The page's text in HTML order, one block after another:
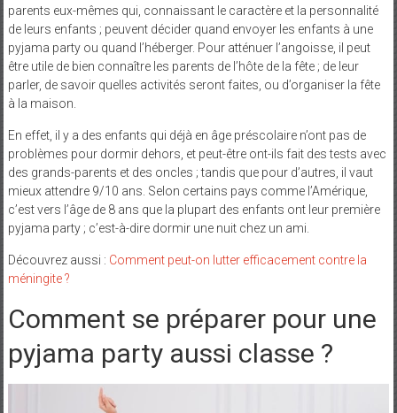
parents eux-mêmes qui, connaissant le caractère et la personnalité
de leurs enfants ; peuvent décider quand envoyer les enfants à une
pyjama party ou quand l’héberger. Pour atténuer l’angoisse, il peut
être utile de bien connaître les parents de l’hôte de la fête ; de leur
parler, de savoir quelles activités seront faites, ou d’organiser la fête
à la maison.
En effet, il y a des enfants qui déjà en âge préscolaire n’ont pas de
problèmes pour dormir dehors, et peut-être ont-ils fait des tests avec
des grands-parents et des oncles ; tandis que pour d’autres, il vaut
mieux attendre 9/10 ans. Selon certains pays comme l’Amérique,
c’est vers l’âge de 8 ans que la plupart des enfants ont leur première
pyjama party ; c’est-à-dire dormir une nuit chez un ami.
Découvrez aussi : Comment peut-on lutter efficacement contre la
méningite ?
Comment se préparer pour une
pyjama party aussi classe ?